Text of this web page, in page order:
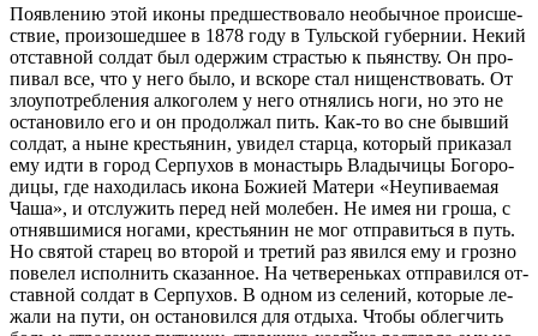
По­яв­ле­нию этой ико­ны пред­ше­ство­ва­ло необыч­ное про­ис­ше­
ствие, про­изо­шед­шее в 1878 го­ду в Туль­ской гу­бер­нии. Некий
от­став­ной сол­дат был одер­жим стра­стью к пьян­ству. Он про­
пи­вал все, что у него бы­ло, и вско­ре стал ни­щен­ство­вать. От
зло­упо­треб­ле­ния ал­ко­го­лем у него от­ня­лись но­ги, но это не
оста­но­ви­ло его и он про­дол­жал пить. Как-то во сне быв­ший
сол­дат, а ныне кре­стья­нин, уви­дел стар­ца, ко­то­рый при­ка­зал
ему ид­ти в го­род Сер­пу­хов в мо­на­стырь Вла­ды­чи­цы Бо­го­ро­
ди­цы, где на­хо­ди­лась ико­на Бо­жи­ей Ма­те­ри «Неупи­ва­е­мая
Ча­ша», и от­слу­жить пе­ред ней мо­ле­бен. Не имея ни гро­ша, с
от­няв­ши­ми­ся но­га­ми, кре­стья­нин не мог от­пра­вить­ся в путь.
Но свя­той ста­рец во вто­рой и тре­тий раз явил­ся ему и гроз­но
по­ве­лел ис­пол­нить ска­зан­ное. На чет­ве­рень­ках от­пра­вил­ся от­
став­ной сол­дат в Сер­пу­хов. В од­ном из се­ле­ний, ко­то­рые ле­
жа­ли на пу­ти, он оста­но­вил­ся для от­ды­ха. Чтобы об­лег­чить